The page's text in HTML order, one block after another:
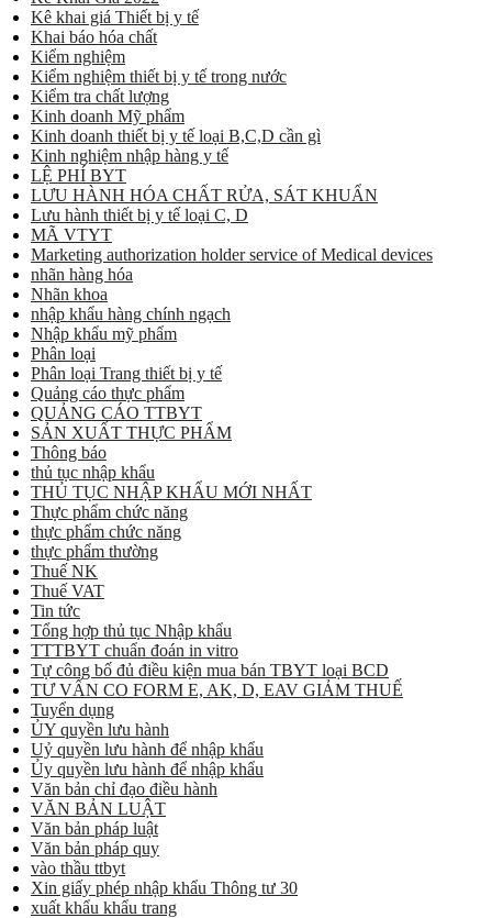
Kê khai giá Thiết bị y tế
Khai báo hóa chất
Kiểm nghiệm
Kiểm nghiệm thiết bị y tế trong nước
Kiểm tra chất lượng
Kinh doanh Mỹ phẩm
Kinh doanh thiết bị y tế loại B,C,D cần gì
Kinh nghiệm nhập hàng y tế
LỆ PHÍ BYT
LƯU HÀNH HÓA CHẤT RỬA, SÁT KHUẨN
Lưu hành thiết bị y tế loại C, D
MÃ VTYT
Marketing authorization holder service of Medical devices
nhãn hàng hóa
Nhãn khoa
nhập khẩu hàng chính ngạch
Nhập khẩu mỹ phẩm
Phân loại
Phân loại Trang thiết bị y tế
Quảng cáo thực phẩm
QUẢNG CÁO TTBYT
SẢN XUẤT THỰC PHẨM
Thông báo
thủ tục nhập khẩu
THỦ TỤC NHẬP KHẨU MỚI NHẤT
Thực phẩm chức năng
thực phẩm chức năng
thực phẩm thường
Thuế NK
Thuế VAT
Tin tức
Tổng hợp thủ tục Nhập khẩu
TTTBYT chuẩn đoán in vitro
Tự công bố đủ điều kiện mua bán TBYT loại BCD
TƯ VẤN CO FORM E, AK, D, EAV GIẢM THUẾ
Tuyển dụng
ỦY quyền lưu hành
Uỷ quyền lưu hành để nhập khẩu
Ủy quyền lưu hành để nhập khẩu
Văn bản chỉ đạo điều hành
VĂN BẢN LUẬT
Văn bản pháp luật
Văn bản pháp quy
vào thầu ttbyt
Xin giấy phép nhập khẩu Thông tư 30
xuất khẩu khẩu trang